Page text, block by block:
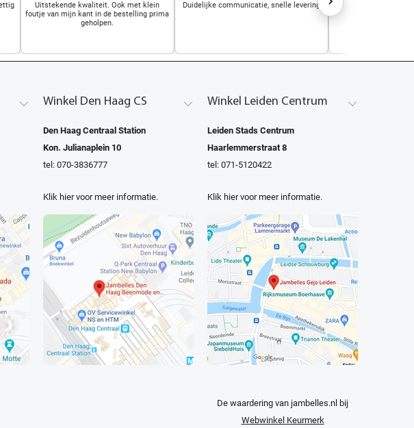
Uitstekende kwaliteit. Ook met klein
foutje van mijn kant in de bestelling prima
geholpen.
Duidelijke communicatie, snelle levering
Winkel Den Haag CS
Den Haag Centraal Station
Kon. Julianaplein 10
tel: 070-3836777
Klik hier voor meer informatie.
Winkel Leiden Centrum
Leiden Stads Centrum
Haarlemmerstraat 8
tel: 071-5120422
Klik hier voor meer informatie.
De waardering van jambelles.nl bij
Webwinkel Keurmerk